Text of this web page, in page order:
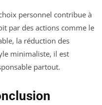
personnel contribue à
par des actions comme le
la réduction des
minimaliste, il est
partout.